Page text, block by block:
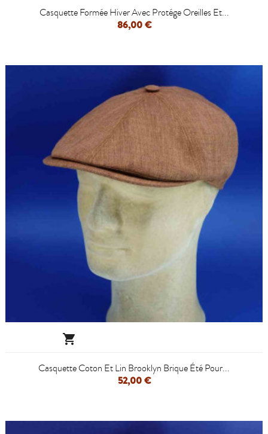
Casquette Formée Hiver Avec Protége Oreilles Et...
86,00 €

Casquette Coton Et Lin Brooklyn Brique Été Pour...
52,00 €